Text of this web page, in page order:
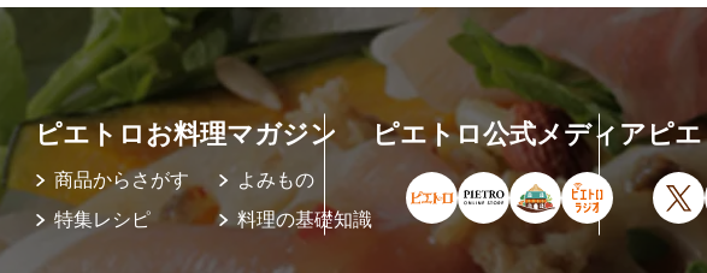
ピエトロお料理マガジン
商品からさがす
特集レシピ
よみもの
料理の基礎知識
ピエトロ公式メディア
ピエトロ公式サイト（新しいウ
ピエトロオンラインストア
ピエトロホームタウ
ピエトロラジ
ピ
X